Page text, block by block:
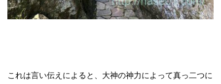
これは言い伝えによると、大神の神力によって真っ二つに